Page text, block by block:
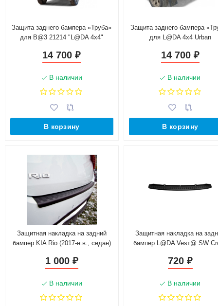
Защита заднего бампера «Труба»
для B@3 21214 "L@DA 4х4"
14 700₽
В наличии
В корзину
Защита заднего бампера
для L@DA 4x4 Urban
14 700 ₽
В наличии
В корзину
Защитная накладка на задний
бампер KIA Rio (2017-н.в., седан)
1 000 ₽
В наличии
Защитная накладка на
бампер L@DA Vesт@ SW
720 ₽
В наличии